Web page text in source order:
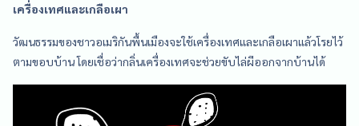
เครื่องเทศและเกลือเผา
วัฒนธรรมของชาวอเมริกันพื้นเมืองจะใช้เครื่องเทศและเกลือเผาแล้วโรยไว้
ตามขอบบ้าน โดยเชื่อว่ากลิ่นเครื่องเทศจะช่วยขับไล่ผีออกจากบ้านได้